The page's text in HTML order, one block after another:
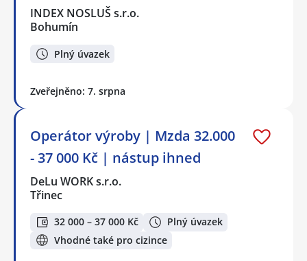
INDEX NOSLUŠ s.r.o.
Bohumín
Plný úvazek
Zveřejněno: 7. srpna
Operátor výroby | Mzda 32.000
- 37 000 Kč | nástup ihned
DeLu WORK s.r.o.
Třinec
32 000 – 37 000 Kč
Plný úvazek
Vhodné také pro cizince